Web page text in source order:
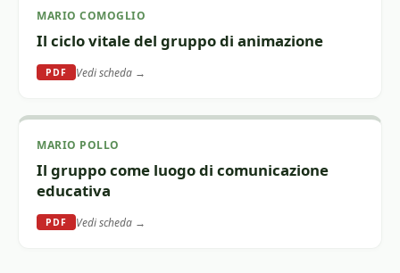
MARIO COMOGLIO
Il ciclo vitale del gruppo di animazione
PDF Vedi scheda →
MARIO POLLO
Il gruppo come luogo di comunicazione
educativa
PDF Vedi scheda →